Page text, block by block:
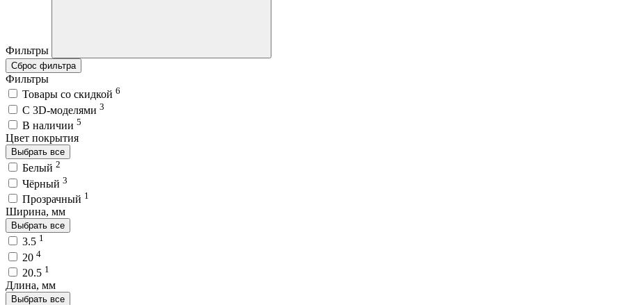
Фильтры
Сброс фильтра
Фильтры
Товары со скидкой 6
C 3D-моделями 3
В наличии 5
Цвет покрытия
Выбрать все
Белый 2
Чёрный 3
Прозрачный 1
Ширина, мм
Выбрать все
3.5 1
20 4
20.5 1
Длина, мм
Выбрать все